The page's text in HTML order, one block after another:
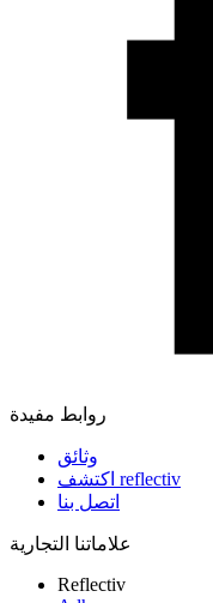
روابط مفيدة
وثائق
اكتشف reflectiv
اتصل بنا
علاماتنا التجارية
Reflectiv